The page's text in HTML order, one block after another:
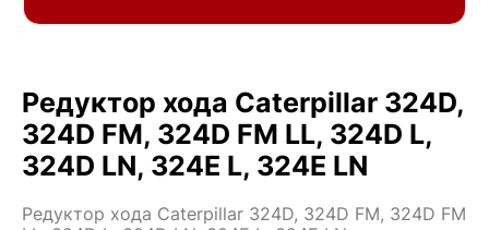
Редуктор хода Caterpillar 324D,
324D FM, 324D FM LL, 324D L,
324D LN, 324E L, 324E LN
Редуктор хода Caterpillar 324D, 324D FM, 324D FM